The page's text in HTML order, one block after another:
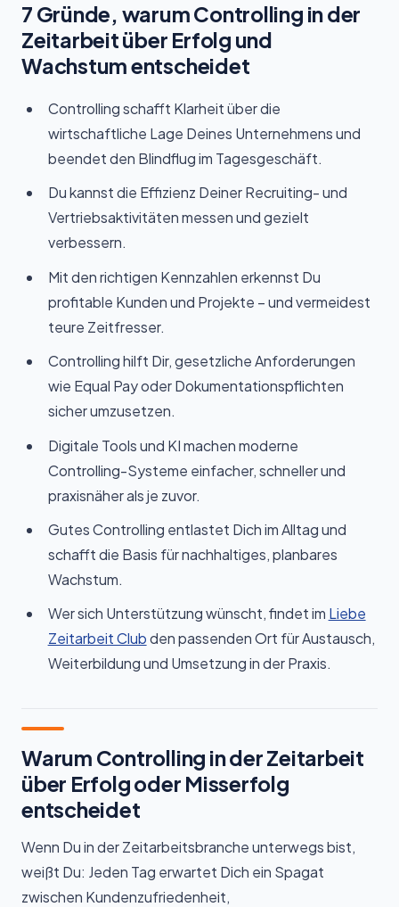
7 Gründe, warum Controlling in der
Zeitarbeit über Erfolg und
Wachstum entscheidet
Controlling schafft Klarheit über die
wirtschaftliche Lage Deines Unternehmens und
beendet den Blindflug im Tagesgeschäft.
Du kannst die Effizienz Deiner Recruiting- und
Vertriebsaktivitäten messen und gezielt
verbessern.
Mit den richtigen Kennzahlen erkennst Du
profitable Kunden und Projekte – und vermeidest
teure Zeitfresser.
Controlling hilft Dir, gesetzliche Anforderungen
wie Equal Pay oder Dokumentationspflichten
sicher umzusetzen.
Digitale Tools und KI machen moderne
Controlling-Systeme einfacher, schneller und
praxisnäher als je zuvor.
Gutes Controlling entlastet Dich im Alltag und
schafft die Basis für nachhaltiges, planbares
Wachstum.
Wer sich Unterstützung wünscht, findet im Liebe
Zeitarbeit Clubden passenden Ort für Austausch,
Weiterbildung und Umsetzung in der Praxis.
Warum Controlling in der Zeitarbeit
über Erfolg oder Misserfolg
entscheidet
Wenn Du in der Zeitarbeitsbranche unterwegs bist,
weißt Du: Jeden Tag erwartet Dich ein Spagat
zwischen Kundenzufriedenheit,